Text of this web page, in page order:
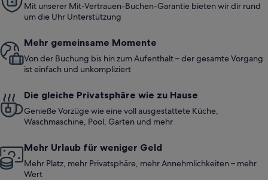
Mit unserer Mit-Vertrauen-Buchen-Garantie bieten wir dir rund
um die Uhr Unterstützung
Mehr gemeinsame Momente
Von der Buchung bis hin zum Aufenthalt – der gesamte Vorgang
ist einfach und unkompliziert
Die gleiche Privatsphäre wie zu Hause
Genieße Vorzüge wie eine voll ausgestattete Küche,
Waschmaschine, Pool, Garten und mehr
Mehr Urlaub für weniger Geld
Mehr Platz, mehr Privatsphäre, mehr Annehmlichkeiten – mehr
Wert